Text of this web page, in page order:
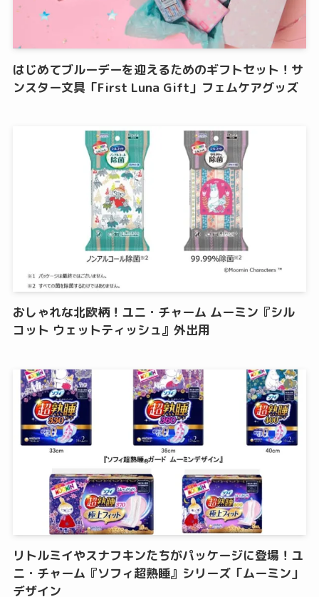
はじめてブルーデーを迎えるためのギフトセット！サ
ンスター文具「First Luna Gift」フェムケアグッズ
おしゃれな北欧柄！ユニ・チャーム ムーミン『シル
コット ウェットティッシュ』外出用
リトルミイやスナフキンたちがパッケージに登場！ユ
ニ・チャーム『ソフィ超熟睡』シリーズ「ムーミン」
デザイン